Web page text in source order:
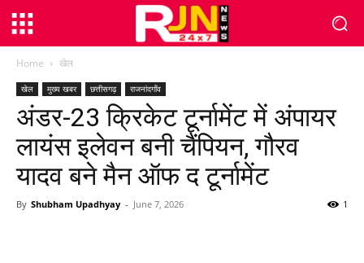
Home खेल
खेल मुख्य खबर छत्तीसगढ़ राजनांदगाँव
अंडर-23 क्रिकेट टूर्नामेंट में अंपायर
लायंस इलेवन बनी चैंपियन, गौरव
यादव बने मैन ऑफ द टूर्नामेंट
By Shubham Upadhyay - June 7, 2026 1